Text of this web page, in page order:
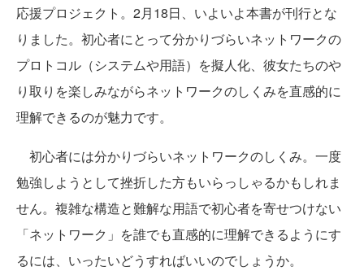
応援プロジェクト。2月18日、いよいよ本書が刊行とな
りました。初心者にとって分かりづらいネットワークの
プロトコル（システムや用語）を擬人化、彼女たちのや
り取りを楽しみながらネットワークのしくみを直感的に
理解できるのが魅力です。
初心者には分かりづらいネットワークのしくみ。一度
勉強しようとして挫折した方もいらっしゃるかもしれま
せん。複雑な構造と難解な用語で初心者を寄せつけない
「ネットワーク」を誰でも直感的に理解できるようにす
るには、いったいどうすればいいのでしょうか。